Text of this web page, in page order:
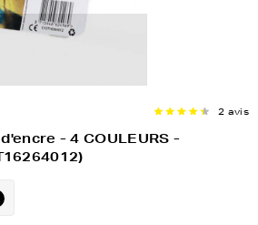
2 avis
- 4 COULEURS -